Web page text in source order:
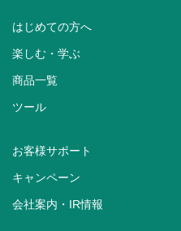
はじめての方へ
楽しむ・学ぶ
商品一覧
ツール
お客様サポート
キャンペーン
会社案内・IR情報